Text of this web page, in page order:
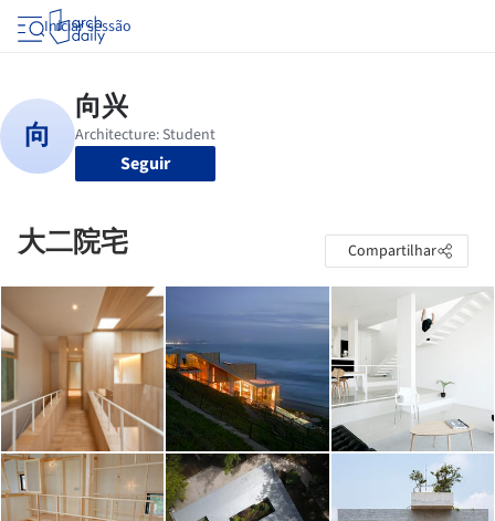
Iniciar sessão
Seguir
大二院宅 Compartilhar